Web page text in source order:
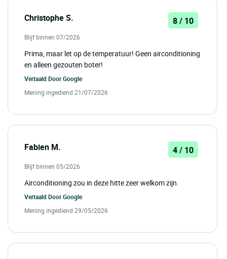
Christophe S. 8 / 10
Blijf binnen 07/2026
Prima, maar let op de temperatuur! Geen airconditioning
en alleen gezouten boter!
Vertaald DoorGoogle
Mening ingediend 21/07/2026
Fabien M. 4 / 10
Blijf binnen 05/2026
Airconditioning zou in deze hitte zeer welkom zijn.
Vertaald DoorGoogle
Mening ingediend 29/05/2026